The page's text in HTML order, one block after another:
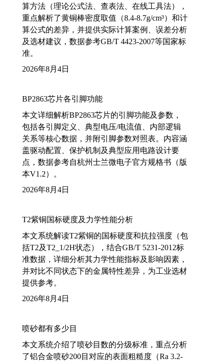
算方法（理论公式法、查表法、在线工具法），
重点解析了黄铜棒密度取值（8.4-8.7g/cm³）和计
算公式的差异，并提供实际计算案例、误差分析
及选材建议，数据参考GB/T 4423-2007等国家标
准。
2026年8月4日
BP2863芯片各引脚功能
本文详细解析BP2863芯片的引脚功能及参数，
包括各引脚定义、典型电压/电流值、内部逻辑
关系等核心数据，并附引脚参数对照表。内容涵
盖驱动配置、保护机制及典型应用电路设计要
点，数据参考自杭州士兰微电子官方规格书（版
本V1.2）。
2026年8月4日
T2紫铜国标硬度及力学性能分析
本文系统解读T2紫铜的国标硬度和抗拉强度（包
括T2及T2_1/2H状态），结合GB/T 5231-2012标
准数据，详细分析其力学性能指标及影响因素，
并对比不同状态下的金属特性差异，为工业选材
提供参考。
2026年8月4日
喷砂都有多少目
本文系统介绍了喷砂目数的分级标准，重点分析
了铝合金喷砂200目对应的表面粗糙度（Ra 3.2-